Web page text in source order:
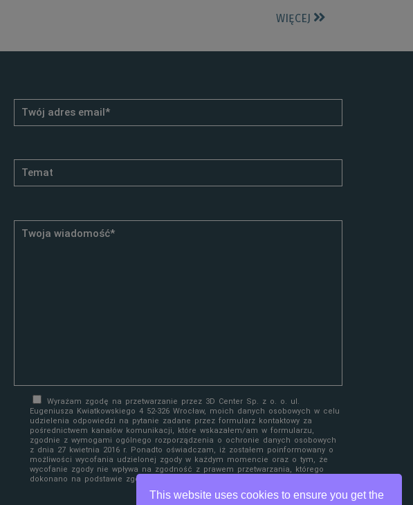
This website uses cookies to ensure you get the
WIĘCEJ
Wyrażam zgodę na przetwarzanie przez 3D Center Sp. z o. o. ul.
Eugeniusza Kwiatkowskiego 4 52-326 Wrocław, moich danych osobowych w celu
udzielenia odpowiedzi na pytanie zadane przez formularz kontaktowy za
pośrednictwem kanałów komunikacji, które wskazałem/am w formularzu,
zgodnie z wymogami ogólnego rozporządzenia o ochronie danych osobowych
z dnia 27 kwietnia 2016 r. Ponadto oświadczam, iż zostałem poinformowany o
możliwości wycofania udzielonej zgody w każdym momencie oraz o tym, że
wycofanie zgody nie wpływa na zgodność z prawem przetwarzania, którego
dokonano na podstawie zgody przed jej wycofaniem.